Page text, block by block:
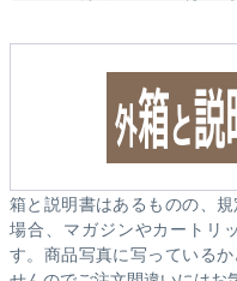
箱と説明書はあるものの、
場合、マガジンやカートリ
す。商品写真に写っている